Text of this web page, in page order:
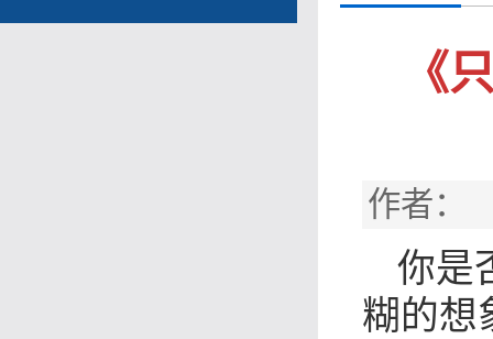
《
作者：
你是
糊的想